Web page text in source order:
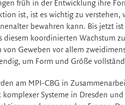
früh in der Entwicklung ihre
ist, ist es wichtig zu verstehen,
bewahren kann. Bis jetzt
koordinierten Wachstum
Geweben vor allem
um Form und Größe
am MPI-CBG in
Systeme in Dresden